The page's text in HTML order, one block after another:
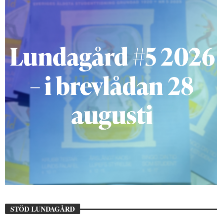
STÖD LUNDAGÅRD